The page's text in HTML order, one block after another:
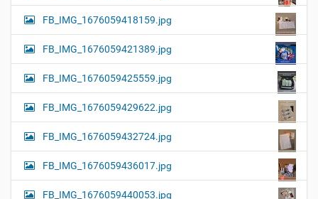
FB_IMG_1676059418159.jpg
FB_IMG_1676059421389.jpg
FB_IMG_1676059425559.jpg
FB_IMG_1676059429622.jpg
FB_IMG_1676059432724.jpg
FB_IMG_1676059436017.jpg
FB_IMG_1676059440053.jpg